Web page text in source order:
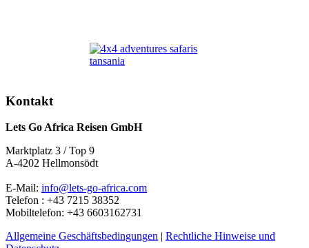
Kontakt
Lets Go Africa Reisen GmbH
Marktplatz 3 / Top 9
A-4202 Hellmonsödt
E-Mail: info@lets-go-africa.com
Telefon : +43 7215 38352
Mobiltelefon: +43 6603162731
Allgemeine Geschäftsbedingungen
Rechtliche Hinweise und